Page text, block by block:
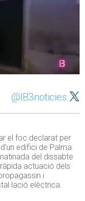
@IB3noticies
el foc declarat per
edifici de Palma.
del dissabte
actuació dels
i
elèctrica.